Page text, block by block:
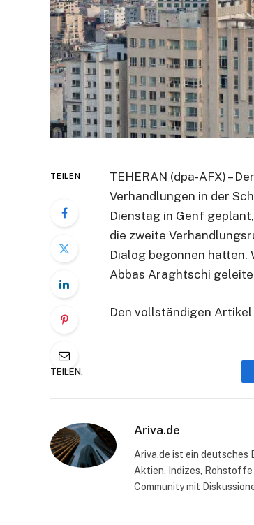
TEILEN
TEHERAN (dpa-AFX) –
Verhandlungen in der
Dienstag in Genf
die zweite
Dialog begonnen hatten.
Abbas Araghtschi
Den vollständigen Artikel
TEILEN.
Ariva.de
Ariva.de ist ein deutsches
Aktien, Indizes,
Community mit